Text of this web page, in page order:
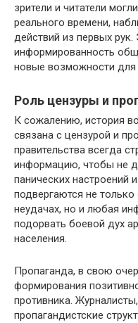
зрители и читатели
реального времени,
действий из первых
информированность
новые возможности для
Роль цензуры и
К сожалению, история
связана с цензурой и
правительства всегда
информацию, чтобы не
панических настроений
подвергаются не
неудачах, но и любая
подорвать боевой дух
населения.
Пропаганда, в свою
формирования
противника.
пропагандистские